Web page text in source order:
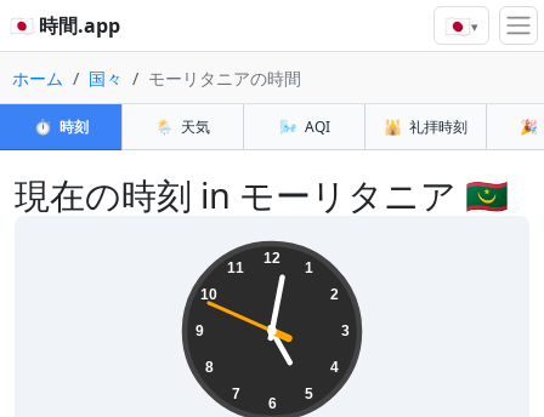
🇯🇵 時間.app 🇯🇵▾
ホーム 国々 モーリタニアの時間
⏱️ 時刻 🌦️ 天気 🌬️ AQI 🕌 礼拝時刻 🎉
現在の時刻 in モーリタニア 🇲🇷
12
1
2
3
4
5
6
7
8
9
10
11